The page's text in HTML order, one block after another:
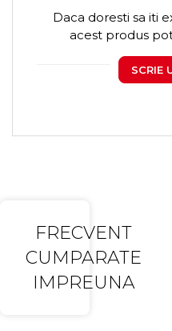
Daca doresti sa iti
acest produs
SCRIE
FRECVENT
CUMPARATE
IMPREUNA